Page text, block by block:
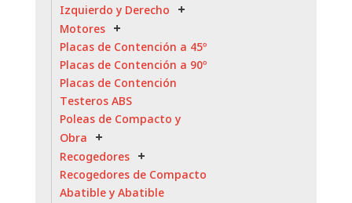
Izquierdo y Derecho
Motores
Placas de Contención a 45º
Placas de Contención a 90º
Placas de Contención
Testeros ABS
Poleas de Compacto y
Obra
Recogedores
Recogedores de Compacto
Abatible y Abatible